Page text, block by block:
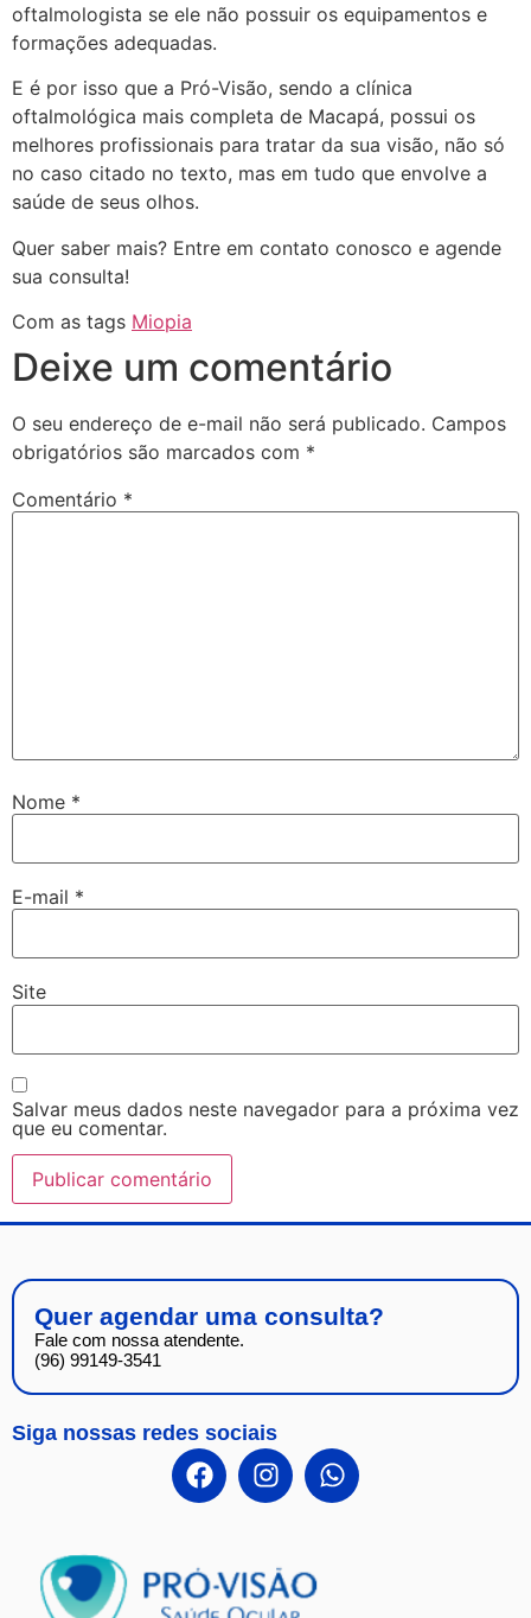
oftalmologista se ele não possuir os equipamentos e
formações adequadas.
E é por isso que a Pró-Visão, sendo a clínica
oftalmológica mais completa de Macapá, possui os
melhores profissionais para tratar da sua visão, não só
no caso citado no texto, mas em tudo que envolve a
saúde de seus olhos.
Quer saber mais? Entre em contato conosco e agende
sua consulta!
Com as tags Miopia
Deixe um comentário
O seu endereço de e-mail não será publicado. Campos
obrigatórios são marcados com *
Comentário *
Nome *
E-mail *
Site
Salvar meus dados neste navegador para a próxima vez
que eu comentar.
Quer agendar uma consulta?
Fale com nossa atendente.
(96) 99149-3541
Siga nossas redes sociais